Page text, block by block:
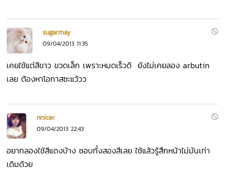
sugarmay
09/04/2013 11:35
เคยใช้แต่สีขาว ขวดเล็ก เพราะหมดเร็วดี ยังไม่เคยลอง arbutin
เลย ต้องหาโอกาสซะแว้วว
nnicer
09/04/2013 22:43
อยากลองใช้สีแดงบ้าง ชอบทั้งสองสีเลย ใช้แล้วรู้สึกหน้าไม่มันเท่า
เดิมด้วย